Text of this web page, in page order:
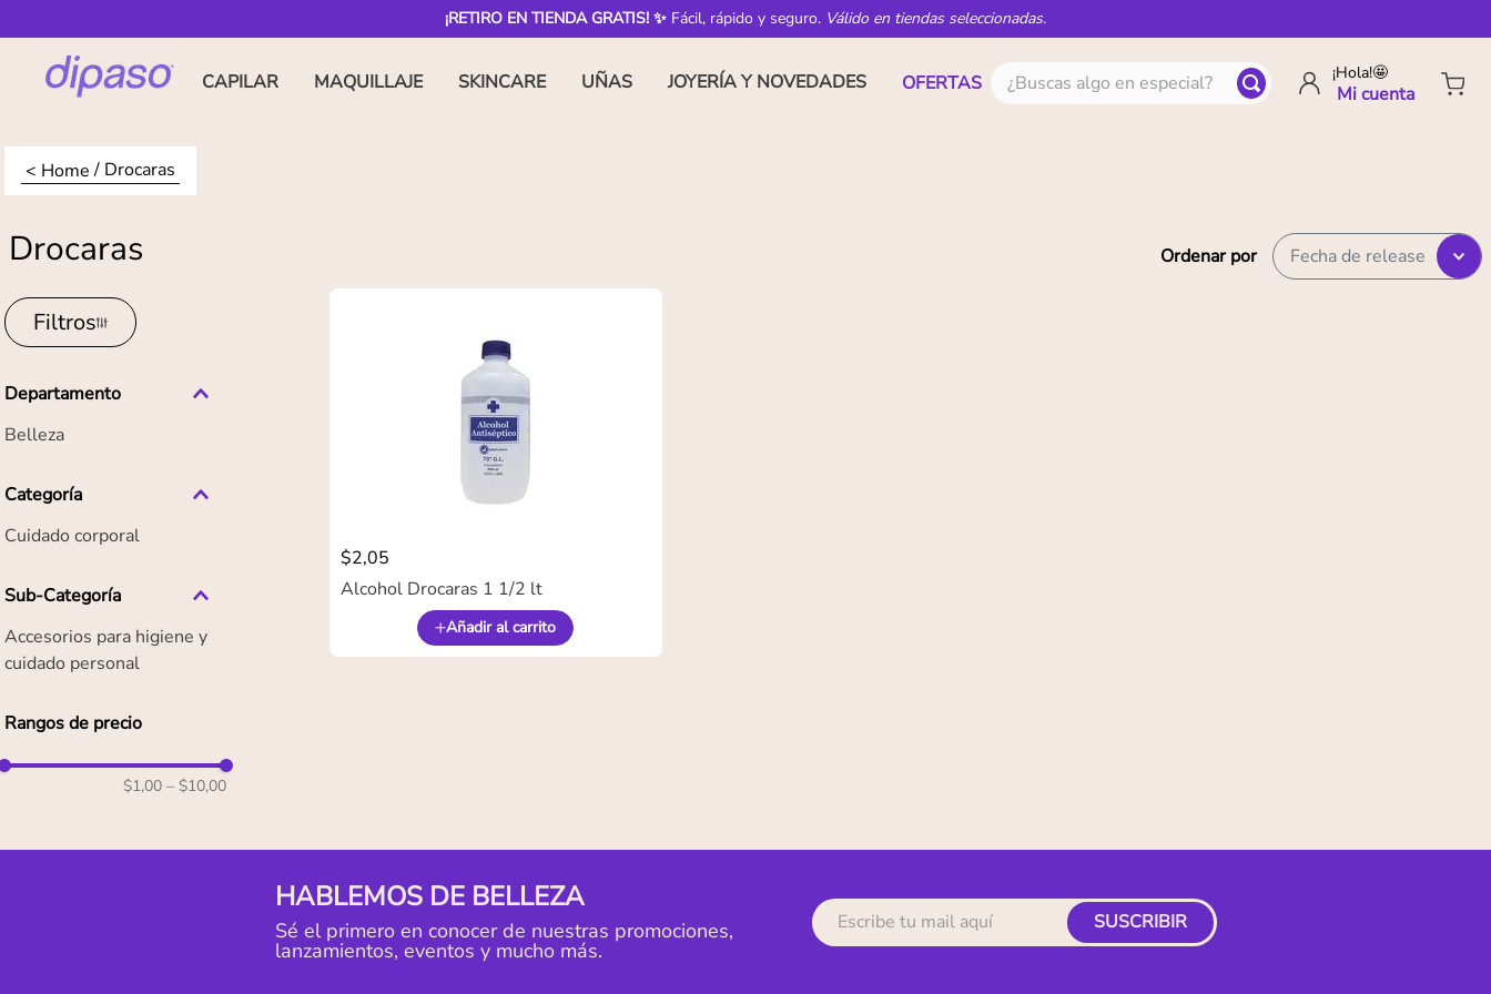
¡RETIRO EN TIENDA GRATIS! ✨ Fácil, rápido y seguro. Válido en tiendas seleccionadas.
CAPILAR MAQUILLAJE SKINCARE UÑAS JOYERÍA Y NOVEDADES OFERTAS ¿Buscas algo en especial? ¡Hola!🤩
Drocaras
Drocaras Ordenar por Fecha de release
Filtros
Departamento
Belleza
Categoría
Cuidado corporal
Sub-Categoría
Accesorios para higiene y
cuidado personal
Rangos de precio
$1,00 – $10,00
$2,05
Alcohol Drocaras 1 1/2 lt
Añadir al carrito
HABLEMOS DE BELLEZA
Sé el primero en conocer de nuestras promociones,
lanzamientos, eventos y mucho más.
SUSCRIBIR